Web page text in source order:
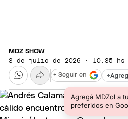
MDZ SHOW
3 de julio de 2026 · 10:35 hs
+
Agregá MDZol a
preferidos en
+ Seguir en